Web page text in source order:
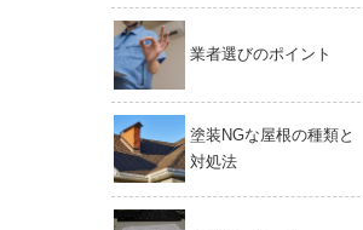
業者選びのポイント
塗装NGな屋根の種類と
対処法